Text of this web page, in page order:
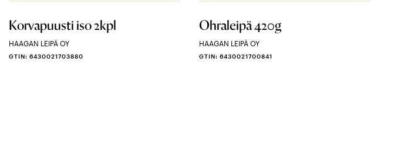
Korvapuusti iso 2kpl
HAAGAN LEIPÄ OY
GTIN: 6430021703880
Ohraleipä 420g
HAAGAN LEIPÄ OY
GTIN: 6430021700841